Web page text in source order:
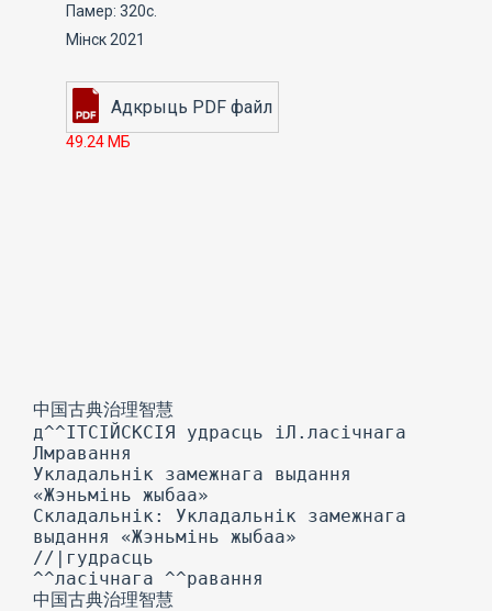
Памер: 320с.
Мінск 2021
49.24 МБ
中国古典治理智慧
д^^ІТСІЙСКСІЯ удрасць іЛ.ласічнага
Лмравання
Укладальнік замежнага выдання
«Жэньмінь жыбаа»
Складальнік: Укладальнік замежнага
выдання «Жэньмінь жыбаа»
//|гудрасць
^^ласічнага ^^равання
中国古典治理智慧